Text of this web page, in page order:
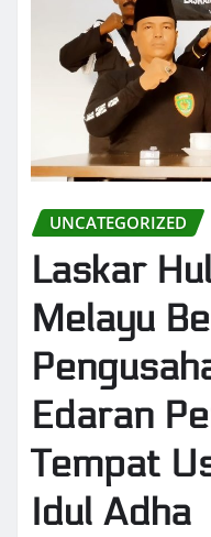
UNCATEGORIZED
Laskar
Melayu
Edaran
Tempat
Idul Adha